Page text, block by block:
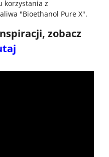
korzystania z
"Bioethanol Pure X".
zobacz